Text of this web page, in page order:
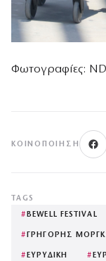
Φωτογραφίες:
ΚΟΙΝΟΠΟΊΗΣΗ
TAGS
# BEWELL FESTIVAL
# ΓΡΗΓΟΡΗΣ
# ΕΥΡΥΔΙΚΗ #